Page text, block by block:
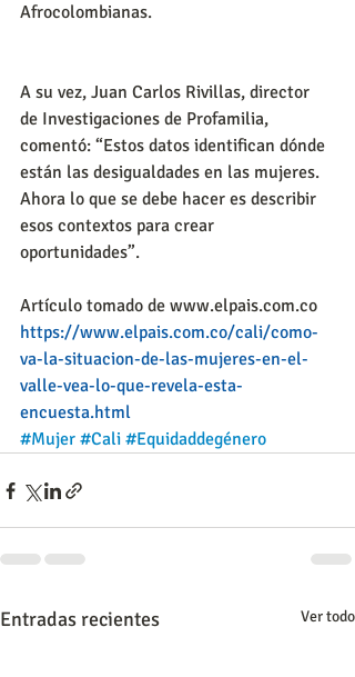
Afrocolombianas.
A su vez, Juan Carlos Rivillas, director
de Investigaciones de Profamilia,
comentó: “Estos datos identifican dónde
están las desigualdades en las mujeres.
Ahora lo que se debe hacer es describir
esos contextos para crear
oportunidades”.
Artículo tomado de www.elpais.com.co
https://www.elpais.com.co/cali/como-
va-la-situacion-de-las-mujeres-en-el-
valle-vea-lo-que-revela-esta-
encuesta.html
#Mujer #Cali #Equidaddegénero
Entradas recientes Ver todo